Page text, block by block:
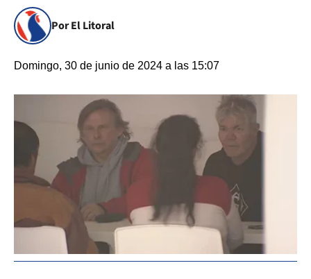
Por El Litoral
Domingo, 30 de junio de 2024 a las 15:07